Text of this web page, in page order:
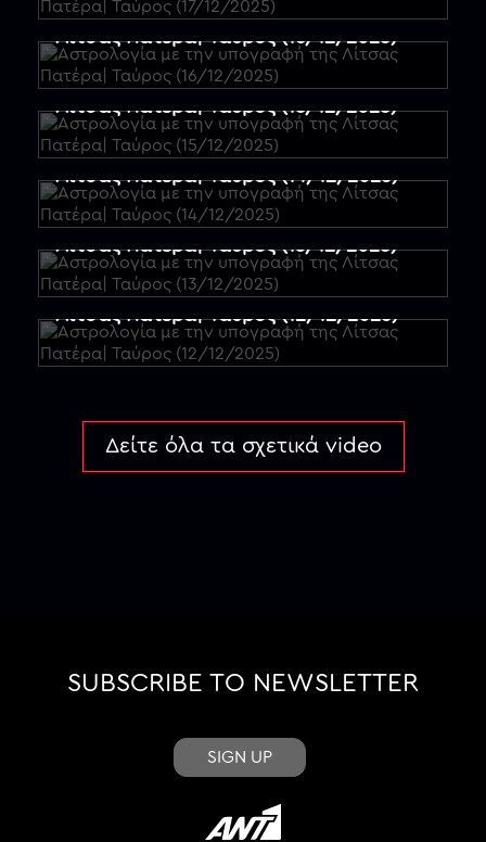
Περισσότερα
επεισόδια
Αστρολογία με την υπογραφή της
Λίτσας Πατέρα| Ταύρος (16/12/2025)
Αστρολογία με την υπογραφή της
Λίτσας Πατέρα| Ταύρος (15/12/2025)
Αστρολογία με την υπογραφή της
Λίτσας Πατέρα| Ταύρος (14/12/2025)
Αστρολογία με την υπογραφή της
Λίτσας Πατέρα| Ταύρος (13/12/2025)
Αστρολογία με την υπογραφή της
Λίτσας Πατέρα| Ταύρος (12/12/2025)
Δείτε όλα τα σχετικά video
SUBSCRIBE TO NEWSLETTER
SIGN UP